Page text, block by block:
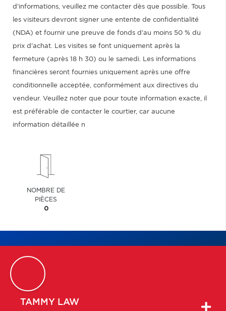
d'informations, veuillez me contacter dès que possible. Tous
les visiteurs devront signer une entente de confidentialité
(NDA) et fournir une preuve de fonds d'au moins 50 % du
prix d'achat. Les visites se font uniquement après la
fermeture (après 18 h 30) ou le samedi. Les informations
financières seront fournies uniquement après une offre
conditionnelle acceptée, conformément aux directives du
vendeur. Veuillez noter que pour toute information exacte, il
est préférable de contacter le courtier, car aucune
information détaillée n
NOMBRE DE
PIÈCES
0
TAMMY LAW